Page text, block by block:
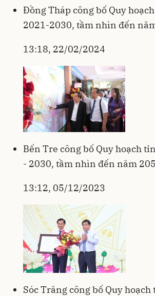
Đồng Tháp công bố Quy
2021-2030, tầm nhìn đến
13:18, 22/02/2024
Bến Tre công bố Quy hoạch
- 2030, tầm nhìn đến năm
13:12, 05/12/2023
Sóc Trăng công bố Quy